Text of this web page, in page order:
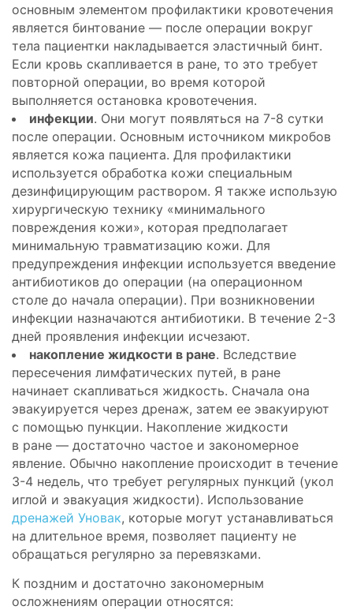
основным элементом профилактики кровотечения
является бинтование — после операции вокруг
тела пациентки накладывается эластичный бинт.
Если кровь скапливается в ране, то это требует
повторной операции, во время которой
выполняется остановка кровотечения.
инфекции. Они могут появляться на 7-8 сутки
после операции. Основным источником микробов
является кожа пациента. Для профилактики
используется обработка кожи специальным
дезинфицирующим раствором. Я также использую
хирургическую технику «минимального
повреждения кожи», которая предполагает
минимальную травматизацию кожи. Для
предупреждения инфекции используется введение
антибиотиков до операции (на операционном
столе до начала операции). При возникновении
инфекции назначаются антибиотики. В течение 2-3
дней проявления инфекции исчезают.
накопление жидкости в ране. Вследствие
пересечения лимфатических путей, в ране
начинает скапливаться жидкость. Сначала она
эвакуируется через дренаж, затем ее эвакуируют
с помощью пункции. Накопление жидкости
в ране — достаточно частое и закономерное
явление. Обычно накопление происходит в течение
3-4 недель, что требует регулярных пункций (укол
иглой и эвакуация жидкости). Использование
дренажей Уновак, которые могут устанавливаться
на длительное время, позволяет пациенту не
обращаться регулярно за перевязками.
К поздним и достаточно закономерным
осложнениям операции относятся: